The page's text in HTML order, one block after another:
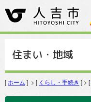
住まい・地域
[ ホーム ] > [ くらし・手続き ] > [